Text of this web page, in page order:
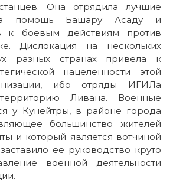
Она отрядила лучшие
помощь Башару Асаду и
к боевым действиям против
Дислокация на нескольких
разных странах привела к
нацеленности этой
ибо отряды ИГИЛа
Ливана. Военные
у Кунейтры, в районе города
большинство жителей
и который является вотчиной
ее руководство круто
военной деятельности